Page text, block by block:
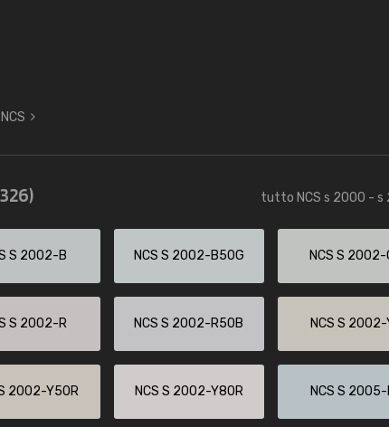
tutto NCS s 2000 - s
S 2002-B NCS S 2002-B50G NCS S 2002-
S 2002-R NCS S 2002-R50B NCS S 2002-
2002-Y50R NCS S 2002-Y80R NCS S 2005-